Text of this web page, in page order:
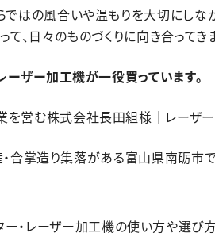
はの風合いや温もりを大切にしな
て、日々のものづくりに向き合ってき
ーザー加工機が一役買っています。
合掌造り集落がある富山県南砺市
ー・レーザー加工機の使い方や選び